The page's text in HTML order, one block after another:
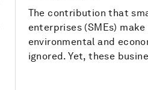
The contribution that
enterprises (SMEs)
environmental and
ignored. Yet, these